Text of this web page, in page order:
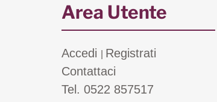
Area Utente
Accedi
Registrati
Contattaci
Tel. 0522 857517